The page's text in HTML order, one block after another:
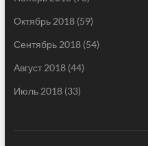
Октябрь 2018(59)
Сентябрь 2018(54)
Август 2018(44)
Июль 2018(33)